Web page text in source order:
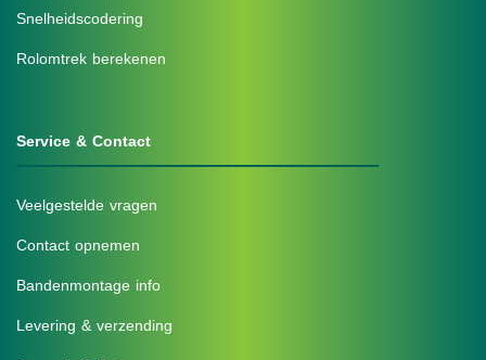
Snelheidscodering
Rolomtrek berekenen
Service & Contact
Veelgestelde vragen
Contact opnemen
Bandenmontage info
Levering & verzending